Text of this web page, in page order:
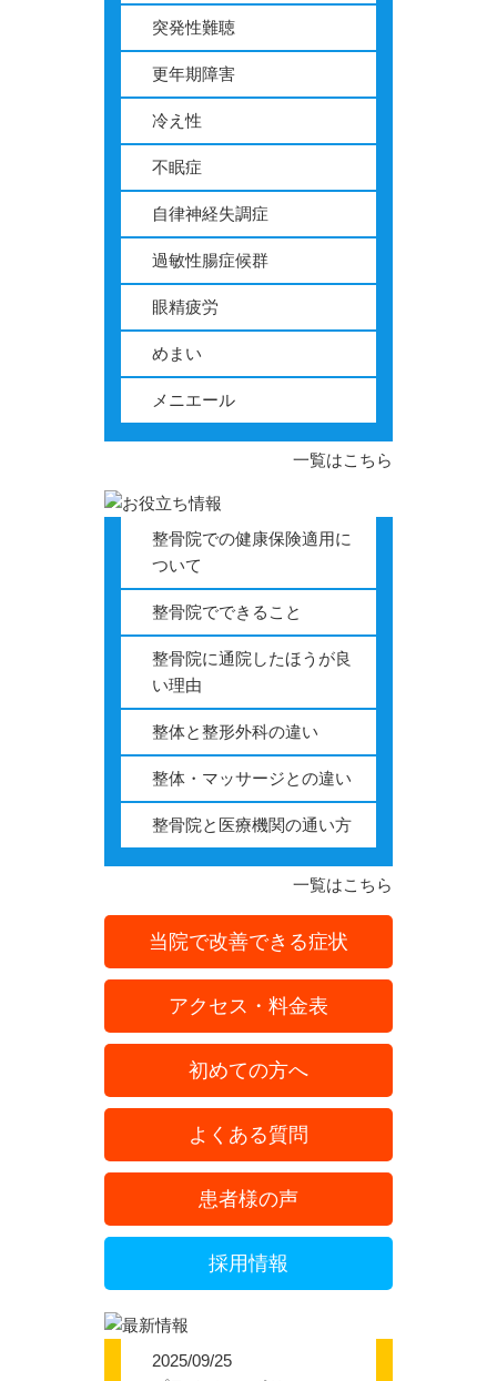
突発性難聴
更年期障害
冷え性
不眠症
自律神経失調症
過敏性腸症候群
眼精疲労
めまい
メニエール
一覧はこちら
整骨院での健康保険適用に
ついて
整骨院でできること
整骨院に通院したほうが良
い理由
整体と整形外科の違い
整体・マッサージとの違い
整骨院と医療機関の通い方
一覧はこちら
当院で改善できる症状
アクセス・料金表
初めての方へ
よくある質問
患者様の声
採用情報
2025/09/25